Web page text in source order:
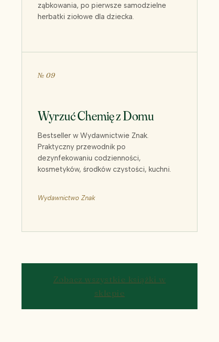
ząbkowania, po pierwsze samodzielne
herbatki ziołowe dla dziecka.
№ 09
Wyrzuć Chemię z Domu
Bestseller w Wydawnictwie Znak.
Praktyczny przewodnik po
dezynfekowaniu codzienności,
kosmetyków, środków czystości, kuchni.
Wydawnictwo Znak
Zobacz wszystkie książki w
sklepie